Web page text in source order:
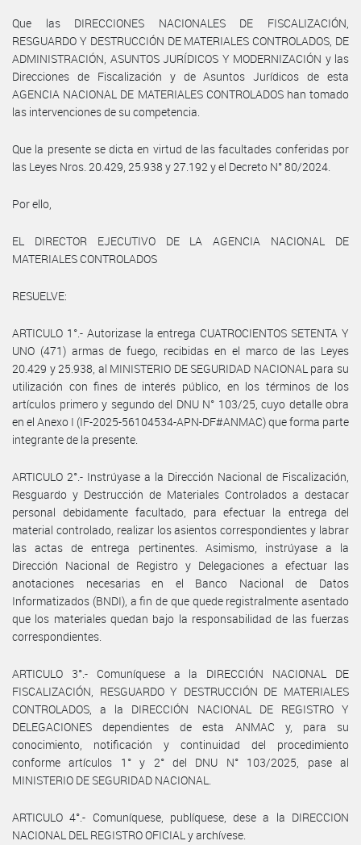
Que las DIRECCIONES NACIONALES DE FISCALIZACIÓN,
RESGUARDO Y DESTRUCCIÓN DE MATERIALES CONTROLADOS, DE
ADMINISTRACIÓN, ASUNTOS JURÍDICOS Y MODERNIZACIÓN y las
Direcciones de Fiscalización y de Asuntos Jurídicos de esta
AGENCIA NACIONAL DE MATERIALES CONTROLADOS han tomado
las intervenciones de su competencia.
Que la presente se dicta en virtud de las facultades conferidas por
las Leyes Nros. 20.429, 25.938 y 27.192 y el Decreto N° 80/2024.
Por ello,
EL DIRECTOR EJECUTIVO DE LA AGENCIA NACIONAL DE
MATERIALES CONTROLADOS
RESUELVE:
ARTICULO 1°.- Autorizase la entrega CUATROCIENTOS SETENTA Y
UNO (471) armas de fuego, recibidas en el marco de las Leyes
20.429 y 25.938, al MINISTERIO DE SEGURIDAD NACIONAL para su
utilización con fines de interés público, en los términos de los
artículos primero y segundo del DNU N° 103/25, cuyo detalle obra
en el Anexo I (IF-2025-56104534-APN-DF#ANMAC) que forma parte
integrante de la presente.
ARTICULO 2°.- Instrúyase a la Dirección Nacional de Fiscalización,
Resguardo y Destrucción de Materiales Controlados a destacar
personal debidamente facultado, para efectuar la entrega del
material controlado, realizar los asientos correspondientes y labrar
las actas de entrega pertinentes. Asimismo, instrúyase a la
Dirección Nacional de Registro y Delegaciones a efectuar las
anotaciones necesarias en el Banco Nacional de Datos
Informatizados (BNDI), a fin de que quede registralmente asentado
que los materiales quedan bajo la responsabilidad de las fuerzas
correspondientes.
ARTICULO 3°.- Comuníquese a la DIRECCIÓN NACIONAL DE
FISCALIZACIÓN, RESGUARDO Y DESTRUCCIÓN DE MATERIALES
CONTROLADOS, a la DIRECCIÓN NACIONAL DE REGISTRO Y
DELEGACIONES dependientes de esta ANMAC y, para su
conocimiento, notificación y continuidad del procedimiento
conforme artículos 1° y 2° del DNU N° 103/2025, pase al
MINISTERIO DE SEGURIDAD NACIONAL.
ARTICULO 4°.- Comuníquese, publíquese, dese a la DIRECCION
NACIONAL DEL REGISTRO OFICIAL y archívese.